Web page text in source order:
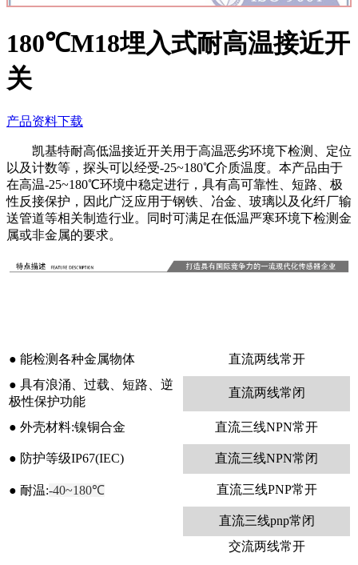
180℃M18埋入式耐高温接近开
关
产品资料下载
凯基特耐高低温接近开关用于高温恶劣环境下检测、定位
以及计数等，探头可以经受-25~180℃介质温度。本产品由于
在高温-25~180℃环境中稳定进行，具有高可靠性、短路、极
性反接保护，因此广泛应用于钢铁、冶金、玻璃以及化纤厂输
送管道等相关制造行业。同时可满足在低温严寒环境下检测金
属或非金属的要求。
● 能检测各种金属物体
直流两线常开
● 具有浪涌、过载、短路、逆
极性保护功能
直流两线常闭
● 外壳材料:镍铜合金 直流三线NPN常开
● 防护等级IP67(IEC) 直流三线NPN常闭
● 耐温:-40~180℃ 直流三线PNP常开
直流三线pnp常闭
交流两线常开